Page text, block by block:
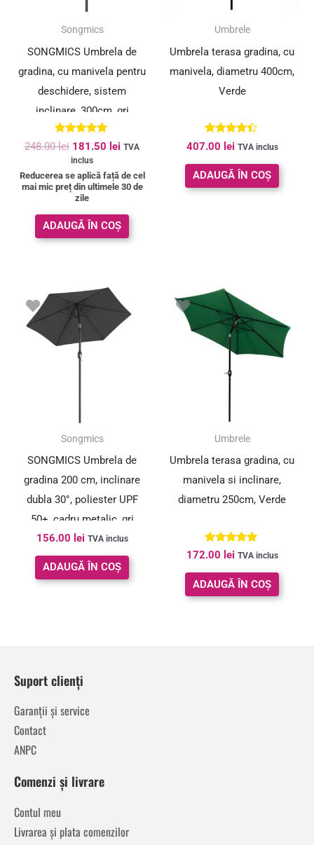
SUPER PREȚ!Songmics
SONGMICS Umbrela de
gradina, cu manivela pentru
deschidere, sistem
inclinare, 300cm, gri
Evaluat la
5.00
din 5
248.00lei 181.50 lei TVA
inclus
Reducerea se aplică față de cel
mai mic preț din ultimele 30 de
zile
ADAUGĂ ÎN COȘ
Umbrele
Umbrela terasa gradina, cu
manivela, diametru 400cm,
Verde
Evaluat la
4.29
din 5
407.00 lei TVA inclus
ADAUGĂ ÎN COȘ
Songmics
SONGMICS Umbrela de
gradina 200 cm, inclinare
dubla 30°, poliester UPF
50+, cadru metalic, gri
156.00 lei TVA inclus
ADAUGĂ ÎN COȘ
Umbrele
Umbrela terasa gradina, cu
manivela si inclinare,
diametru 250cm, Verde
Evaluat la
5.00
din 5
172.00 lei TVA inclus
ADAUGĂ ÎN COȘ
Suport clienți
Garanții și service
Contact
ANPC
Comenzi și livrare
Contul meu
Livrarea și plata comenzilor